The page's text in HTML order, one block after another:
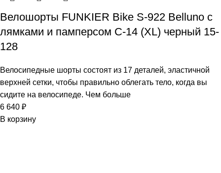
Велошорты FUNKIER Bike S-922 Belluno с
лямками и памперсом C-14 (XL) черный 15-
128
Велосипедные шорты состоят из 17 деталей, эластичной
верхней сетки, чтобы правильно облегать тело, когда вы
сидите на велосипеде. Чем больше
6 640 ₽
В корзину